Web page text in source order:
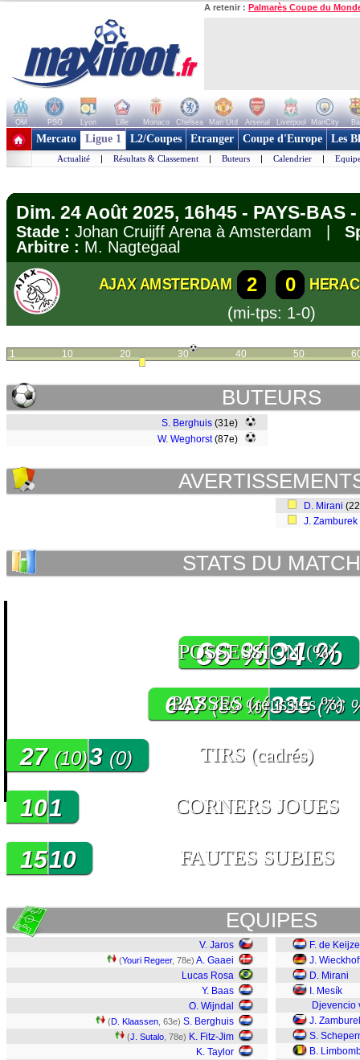
A retenir : Palmarès Coupe du
OM PSG Lyon Lille Monaco Chelsea Man Utd Arsenal Liverpool ManCity
+ de clubs
Mercato Ligue 1 L2/Coupes Etranger Coupe d'Europe Les
Actualité | Résultats & Classement | Buteurs | Calendrier |
Dim. 24 Août 2025, 16h45 - PAYS-BAS
Stade : Johan Cruijff Arena à Amsterdam |
Arbitre : M. Nagtegaal
AJAX AMSTERDAM 2 0
(mi-tps: 1-0)
1 10 20 30 40 50
BUTEURS
S. Berghuis (31e)
W. Weghorst(87e)
D. Mirani
J. Zamburek
STATS DU MATCH
POSSESSION(%)
66 %34 %
PASSES(réussies %)
647(89 %)335(76
TIRS (cadrés)
27 (10)3 (0)
CORNERS JOUES
101
FAUTES SUBIES
1510
EQUIPES
V. Jaros
(Youri Regeer, 78e) A. Gaaei
Lucas Rosa
Y. Baas
O. Wijndal
(D. Klaassen , 63e) S. Berghuis
(J. Sutalo , 78e) K. Fitz-Jim
K. Taylor
F. de
J.
D. Mirani
I. Mesík
Djevencio
J.
S.
B.